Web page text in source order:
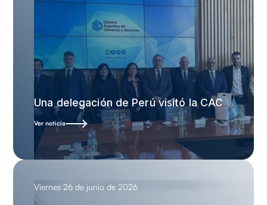
Una delegación de Perú visitó la CAC
Ver noticia
Viernes 26 de junio de 2026